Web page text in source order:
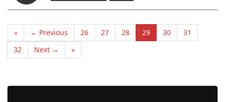
« ← Previous 26 27 28 29 30
31
32
Next → »